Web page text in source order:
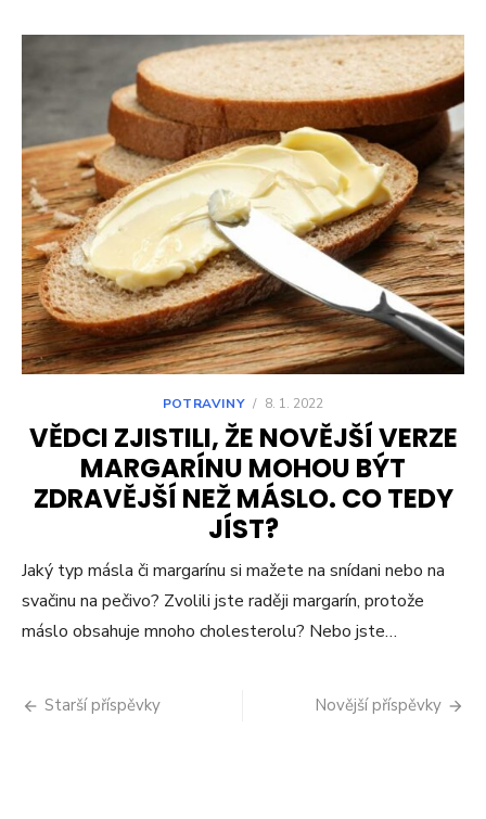
POTRAVINY / 8. 1. 2022
VĚDCI ZJISTILI, ŽE NOVĚJŠÍ VERZE
MARGARÍNU MOHOU BÝT
ZDRAVĚJŠÍ NEŽ MÁSLO. CO TEDY
JÍST?
Jaký typ másla či margarínu si mažete na snídani nebo na
svačinu na pečivo? Zvolili jste raději margarín, protože
máslo obsahuje mnoho cholesterolu? Nebo jste…
Navigace
Starší příspěvky Novější příspěvky